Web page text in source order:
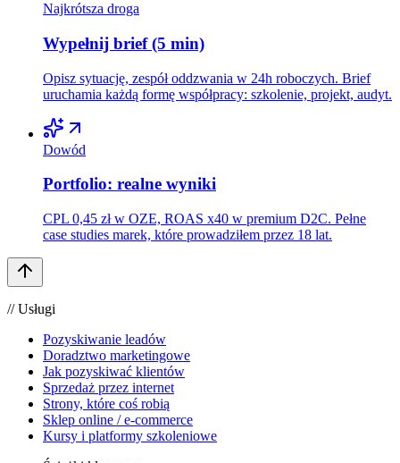
Najkrótsza droga
Wypełnij brief (5 min)
Opisz sytuację, zespół oddzwania w 24h roboczych. Brief
uruchamia każdą formę współpracy: szkolenie, projekt, audyt.
Dowód
Portfolio: realne wyniki
CPL 0,45 zł w OZE, ROAS x40 w premium D2C. Pełne
case studies marek, które prowadziłem przez 18 lat.
// Usługi
Pozyskiwanie leadów
Doradztwo marketingowe
Jak pozyskiwać klientów
Sprzedaż przez internet
Strony, które coś robią
Sklep online / e-commerce
Kursy i platformy szkoleniowe